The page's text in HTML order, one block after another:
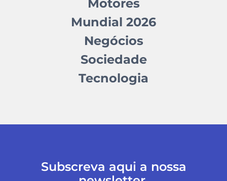
Motores
Mundial 2026
Negócios
Sociedade
Tecnologia
Subscreva aqui a nossa